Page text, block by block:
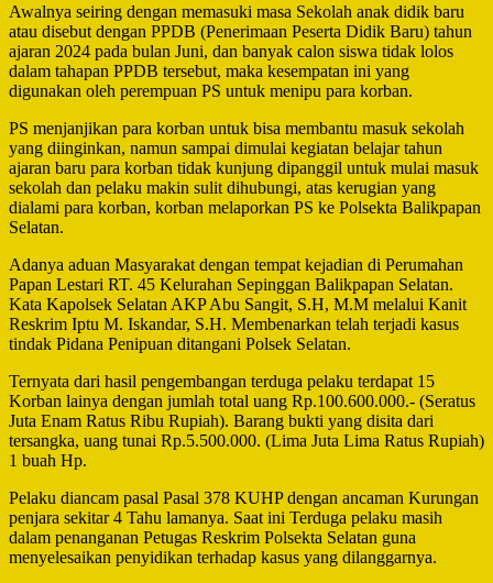
Awalnya seiring dengan memasuki masa Sekolah anak didik baru
atau disebut dengan PPDB (Penerimaan Peserta Didik Baru) tahun
ajaran 2024 pada bulan Juni, dan banyak calon siswa tidak lolos
dalam tahapan PPDB tersebut, maka kesempatan ini yang
digunakan oleh perempuan PS untuk menipu para korban.
PS menjanjikan para korban untuk bisa membantu masuk sekolah
yang diinginkan, namun sampai dimulai kegiatan belajar tahun
ajaran baru para korban tidak kunjung dipanggil untuk mulai masuk
sekolah dan pelaku makin sulit dihubungi, atas kerugian yang
dialami para korban, korban melaporkan PS ke Polsekta Balikpapan
Selatan.
Adanya aduan Masyarakat dengan tempat kejadian di Perumahan
Papan Lestari RT. 45 Kelurahan Sepinggan Balikpapan Selatan.
Kata Kapolsek Selatan AKP Abu Sangit, S.H, M.M melalui Kanit
Reskrim Iptu M. Iskandar, S.H. Membenarkan telah terjadi kasus
tindak Pidana Penipuan ditangani Polsek Selatan.
Ternyata dari hasil pengembangan terduga pelaku terdapat 15
Korban lainya dengan jumlah total uang Rp.100.600.000.- (Seratus
Juta Enam Ratus Ribu Rupiah). Barang bukti yang disita dari
tersangka, uang tunai Rp.5.500.000. (Lima Juta Lima Ratus Rupiah)
1 buah Hp.
Pelaku diancam pasal Pasal 378 KUHP dengan ancaman Kurungan
penjara sekitar 4 Tahu lamanya. Saat ini Terduga pelaku masih
dalam penanganan Petugas Reskrim Polsekta Selatan guna
menyelesaikan penyidikan terhadap kasus yang dilanggarnya.